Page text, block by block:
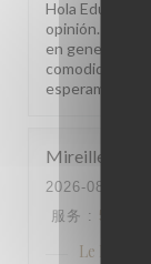
Hola Eduardo,
opinión. Nos
en general.
comodidad de
esperamos
Mireille
2026-08-04
服务 :
Le Procope